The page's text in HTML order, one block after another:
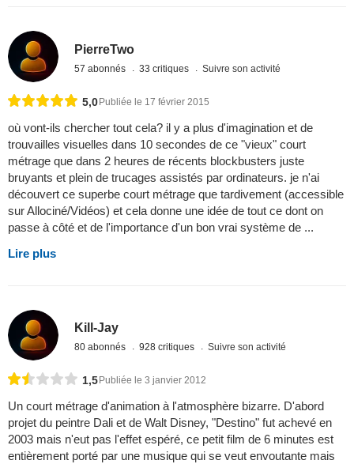
PierreTwo
57 abonnés 33 critiques Suivre son activité
5,0Publiée le 17 février 2015
où vont-ils chercher tout cela? il y a plus d'imagination et de
trouvailles visuelles dans 10 secondes de ce "vieux" court
métrage que dans 2 heures de récents blockbusters juste
bruyants et plein de trucages assistés par ordinateurs. je n'ai
découvert ce superbe court métrage que tardivement (accessible
sur Allociné/Vidéos) et cela donne une idée de tout ce dont on
passe à côté et de l'importance d'un bon vrai système de ...
Lire plus
Kill-Jay
80 abonnés 928 critiques Suivre son activité
1,5Publiée le 3 janvier 2012
Un court métrage d'animation à l'atmosphère bizarre. D'abord
projet du peintre Dali et de Walt Disney, "Destino" fut achevé en
2003 mais n'eut pas l'effet espéré, ce petit film de 6 minutes est
entièrement porté par une musique qui se veut envoutante mais